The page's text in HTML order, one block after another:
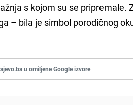
s kojom su se pripremale.
– bila je simbol porodičnog
u omiljene Google izvore